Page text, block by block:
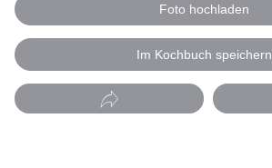
Foto hochladen
Im Kochbuch speichern